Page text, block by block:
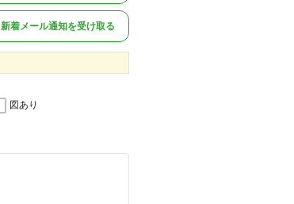
新着メール通知を受け取る
図あり